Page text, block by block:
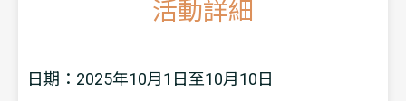
活動詳細
日期：2025年10月1日至10月10日